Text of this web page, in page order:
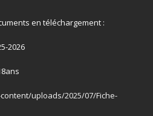
en téléchargement :
2026
uploads/2025/07/Fiche-